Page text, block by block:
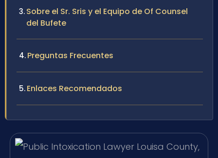
Sobre el Sr. Sris y el Equipo de Of Counsel
del Bufete
Preguntas Frecuentes
Enlaces Recomendados